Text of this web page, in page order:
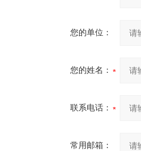
您的单位：
您的姓名：
联系电话：
常用邮箱：